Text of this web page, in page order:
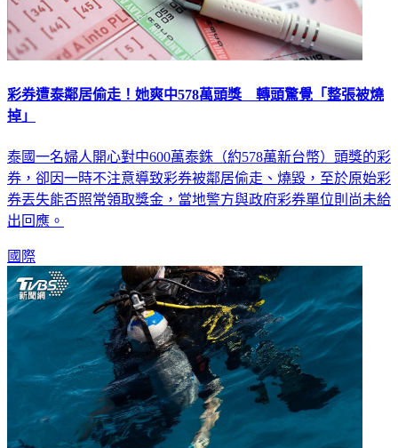
彩券遭泰鄰居偷走！她爽中578萬頭獎 轉頭驚覺「整張被燒
掉」
泰國一名婦人開心對中600萬泰銖（約578萬新台幣）頭獎的彩
券，卻因一時不注意導致彩券被鄰居偷走、燒毀，至於原始彩
券丟失能否照常領取獎金，當地警方與政府彩券單位則尚未給
出回應。
國際